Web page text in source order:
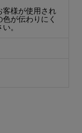
様が使用され
が伝わりにく
。